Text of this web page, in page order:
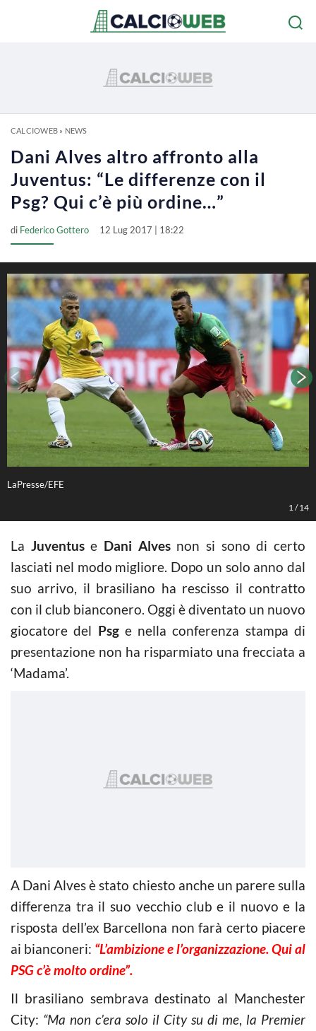
CALCIOWEB» NEWS
Dani Alves altro affronto alla
Juventus: “Le differenze con il
Psg? Qui c’è più ordine…”
di Federico Gottero 12 Lug 2017 | 18:22
LaPresse/EFE
1 /14
La Juventuse Dani Alvesnon si sono di certo
lasciati nel modo migliore. Dopo un solo anno dal
suo arrivo, il brasiliano ha rescisso il contratto
con il club bianconero. Oggi è diventato un nuovo
giocatore del Psge nella conferenza stampa di
presentazione non ha risparmiato una frecciata a
‘Madama’.
A Dani Alves è stato chiesto anche un parere sulla
differenza tra il suo vecchio club e il nuovo e la
risposta dell’ex Barcellona non farà certo piacere
ai bianconeri: “L’ambizione e l’organizzazione. Qui al
PSG c’è molto ordine”.
Il brasiliano sembrava destinato al Manchester
City: “Ma non c’era solo il City su di me, la Premier